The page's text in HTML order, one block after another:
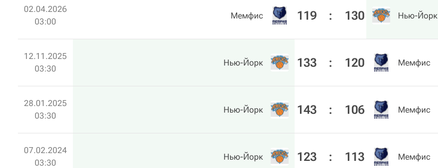
02.04.2026
03:00
Мемфис 119 : 130 Нью-Йорк
12.11.2025
03:30
Нью-Йорк 133 : 120 Мемфис
28.01.2025
03:30
Нью-Йорк 143 : 106 Мемфис
07.02.2024
03:30
Нью-Йорк 123 : 113 Мемфис